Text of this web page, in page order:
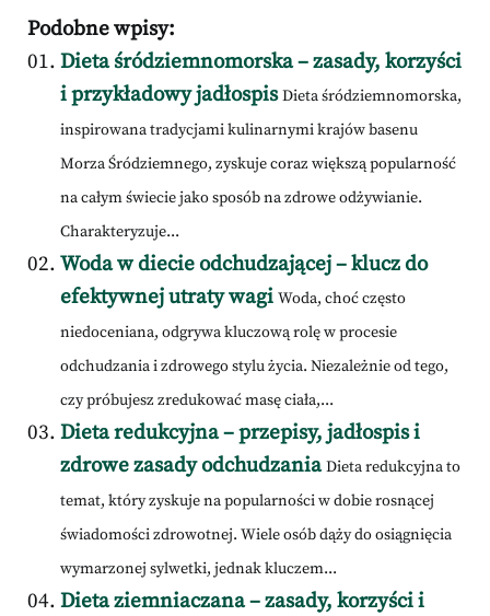
Podobne wpisy:
Dieta śródziemnomorska – zasady, korzyści
i przykładowy jadłospis Dieta śródziemnomorska,
inspirowana tradycjami kulinarnymi krajów basenu
Morza Śródziemnego, zyskuje coraz większą popularność
na całym świecie jako sposób na zdrowe odżywianie.
Charakteryzuje...
Woda w diecie odchudzającej – klucz do
efektywnej utraty wagi Woda, choć często
niedoceniana, odgrywa kluczową rolę w procesie
odchudzania i zdrowego stylu życia. Niezależnie od tego,
czy próbujesz zredukować masę ciała,...
Dieta redukcyjna – przepisy, jadłospis i
zdrowe zasady odchudzania Dieta redukcyjna to
temat, który zyskuje na popularności w dobie rosnącej
świadomości zdrowotnej. Wiele osób dąży do osiągnięcia
wymarzonej sylwetki, jednak kluczem...
Dieta ziemniaczana – zasady, korzyści i